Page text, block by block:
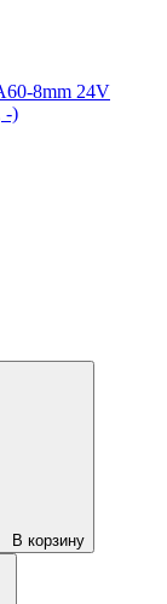
8mm 24V
-)
В корзину